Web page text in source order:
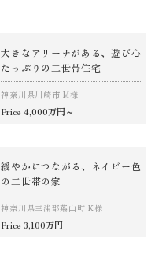
大きなアリーナがある、遊び心
たっぷりの二世帯住宅
神奈川県川崎市 M様
Price4,000万円～
緩やかにつながる、ネイビー色
の二世帯の家
神奈川県三浦郡葉山町 K様
Price3,100万円